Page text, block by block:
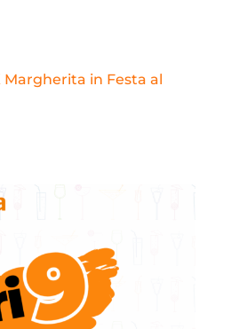
Margherita in Festa al